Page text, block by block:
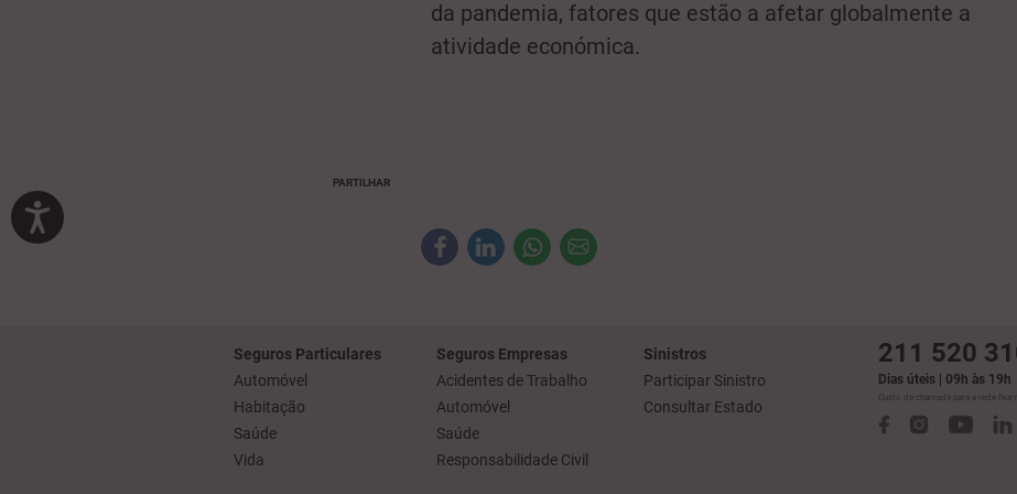
da pandemia, fatores que estão a afetar globalmente a
atividade económica.
PARTILHAR
Seguros Particulares
Automóvel
Habitação
Saúde
Vida
Seguros Empresas
Acidentes de Trabalho
Automóvel
Saúde
Responsabilidade Civil
Sinistros
Participar Sinistro
Consultar Estado
211 520
Dias úteis | 09h às 19h
Custo de chamada para a rede fixa